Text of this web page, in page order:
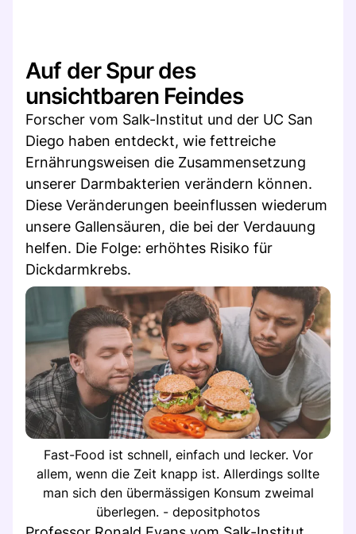
Auf der Spur des
unsichtbaren Feindes
Forscher vom Salk-Institut und der UC San
Diego haben entdeckt, wie fettreiche
Ernährungsweisen die Zusammensetzung
unserer Darmbakterien verändern können.
Diese Veränderungen beeinflussen wiederum
unsere Gallensäuren, die bei der Verdauung
helfen. Die Folge: erhöhtes Risiko für
Dickdarmkrebs.
Fast-Food ist schnell, einfach und lecker. Vor
allem, wenn die Zeit knapp ist. Allerdings sollte
man sich den übermässigen Konsum zweimal
überlegen. - depositphotos